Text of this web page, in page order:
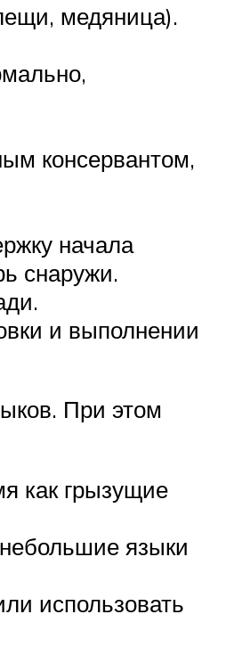
медяница).
консервантом,
начала
снаружи.
и выполнении
При этом
как грызущие
языки
использовать